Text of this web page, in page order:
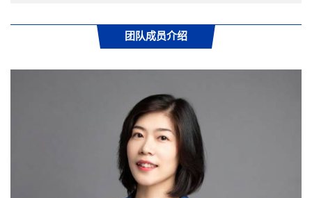
团队成员介绍